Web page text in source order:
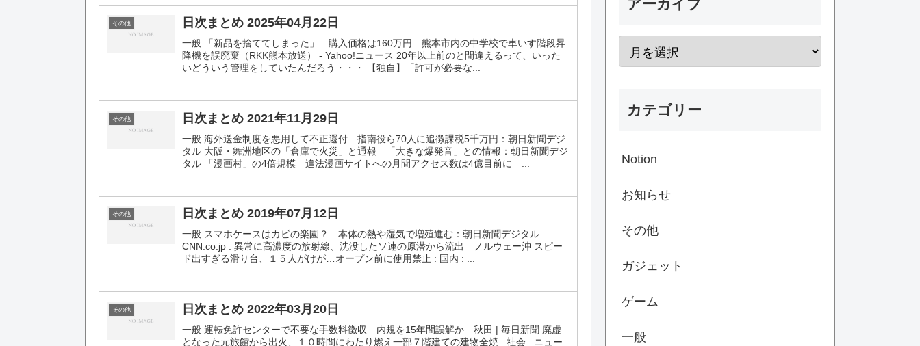
その他 日次まとめ 2025年04月22日
一般 「新品を捨ててしまった」 購入価格は160万円 熊本市内の中学校で車いす階段昇
降機を誤廃棄（RKK熊本放送） - Yahoo!ニュース 20年以上前のと間違えるって、いった
いどういう管理をしていたんだろう・・・ 【独自】「許可が必要な...
その他 日次まとめ 2021年11月29日
一般 海外送金制度を悪用して不正還付 指南役ら70人に追徴課税5千万円：朝日新聞デジ
タル 大阪・舞洲地区の「倉庫で火災」と通報 「大きな爆発音」との情報：朝日新聞デジ
タル 「漫画村」の4倍規模 違法漫画サイトへの月間アクセス数は4億目前に ...
その他 日次まとめ 2019年07月12日
一般 スマホケースはカビの楽園？ 本体の熱や湿気で増殖進む：朝日新聞デジタル
CNN.co.jp : 異常に高濃度の放射線、沈没したソ連の原潜から流出 ノルウェー沖 スピー
ド出すぎる滑り台、１５人がけが…オープン前に使用禁止 : 国内 : ...
その他 日次まとめ 2022年03月20日
一般 運転免許センターで不要な手数料徴収 内規を15年間誤解か 秋田 | 毎日新聞 廃虚
となった元旅館から出火、１０時間にわたり燃え一部７階建ての建物全焼 : 社会 : ニュー
アーカイブ
カテゴリー
Notion
お知らせ
その他
ガジェット
ゲーム
一般